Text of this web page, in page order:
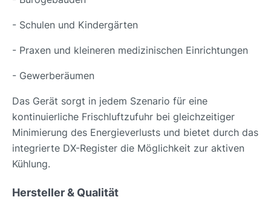
- Schulen und Kindergärten
- Praxen und kleineren medizinischen Einrichtungen
- Gewerberäumen
Das Gerät sorgt in jedem Szenario für eine
kontinuierliche Frischluftzufuhr bei gleichzeitiger
Minimierung des Energieverlusts und bietet durch das
integrierte DX-Register die Möglichkeit zur aktiven
Kühlung.
Hersteller & Qualität